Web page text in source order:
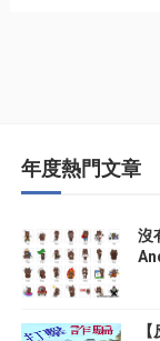
年度熱門文章
沒